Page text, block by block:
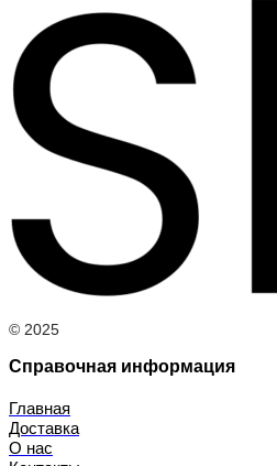
© 2025
Справочная информация
Главная
Доставка
О нас